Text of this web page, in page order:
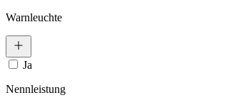
Warnleuchte
Ja
Nennleistung